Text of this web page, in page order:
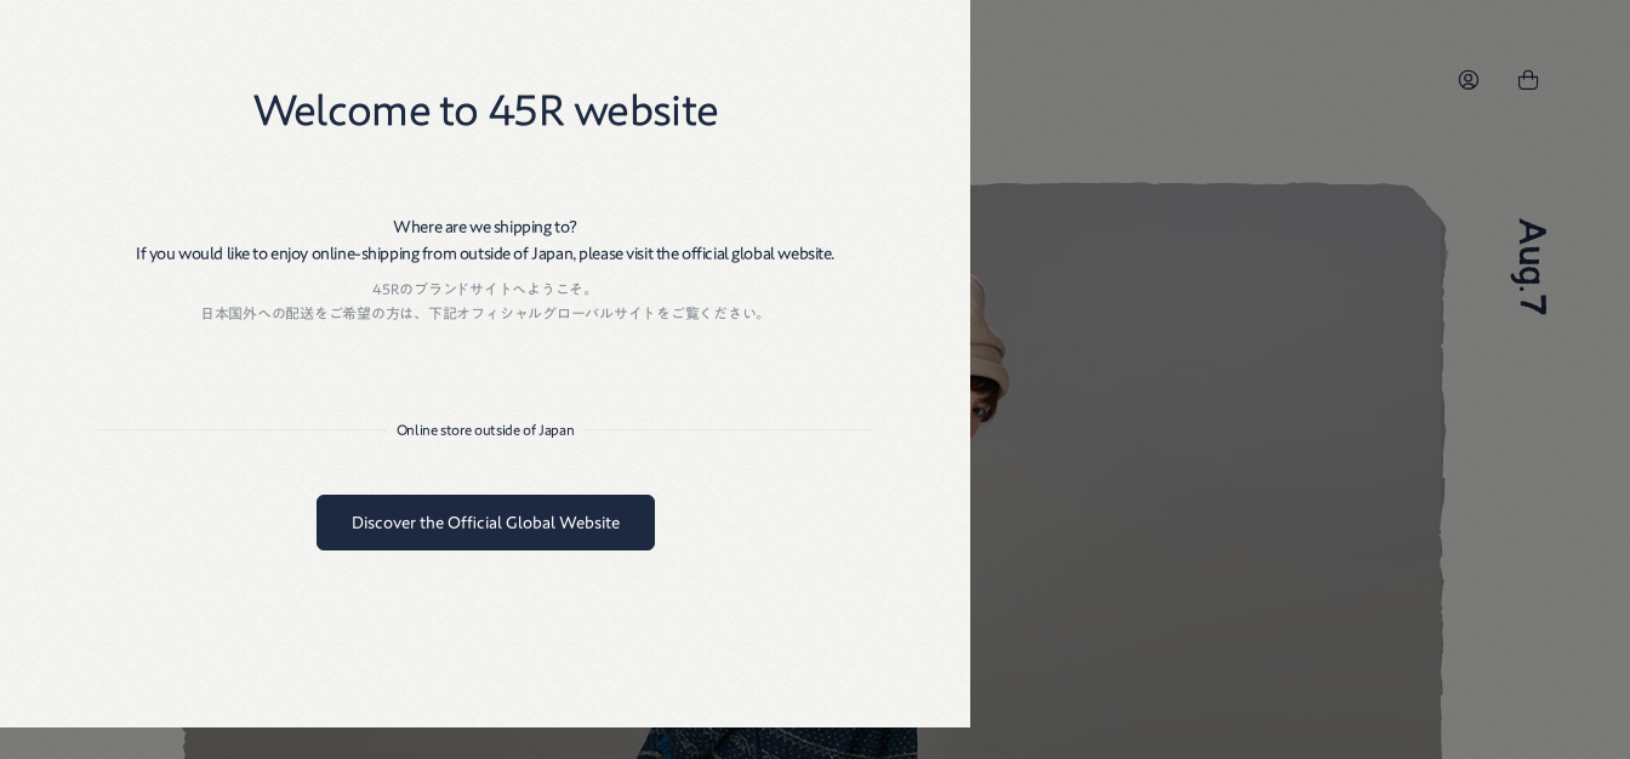
Welcome to 45R website
Where are we shipping to?
If you would like to enjoy online-shipping from outside of Japan, please visit the official global website.
45Rのブランドサイトへようこそ。
日本国外への配送をご希望の方は、下記オフィシャルグローバルサイトをご覧ください。
Online store outside of Japan
Discover the Official Global Website